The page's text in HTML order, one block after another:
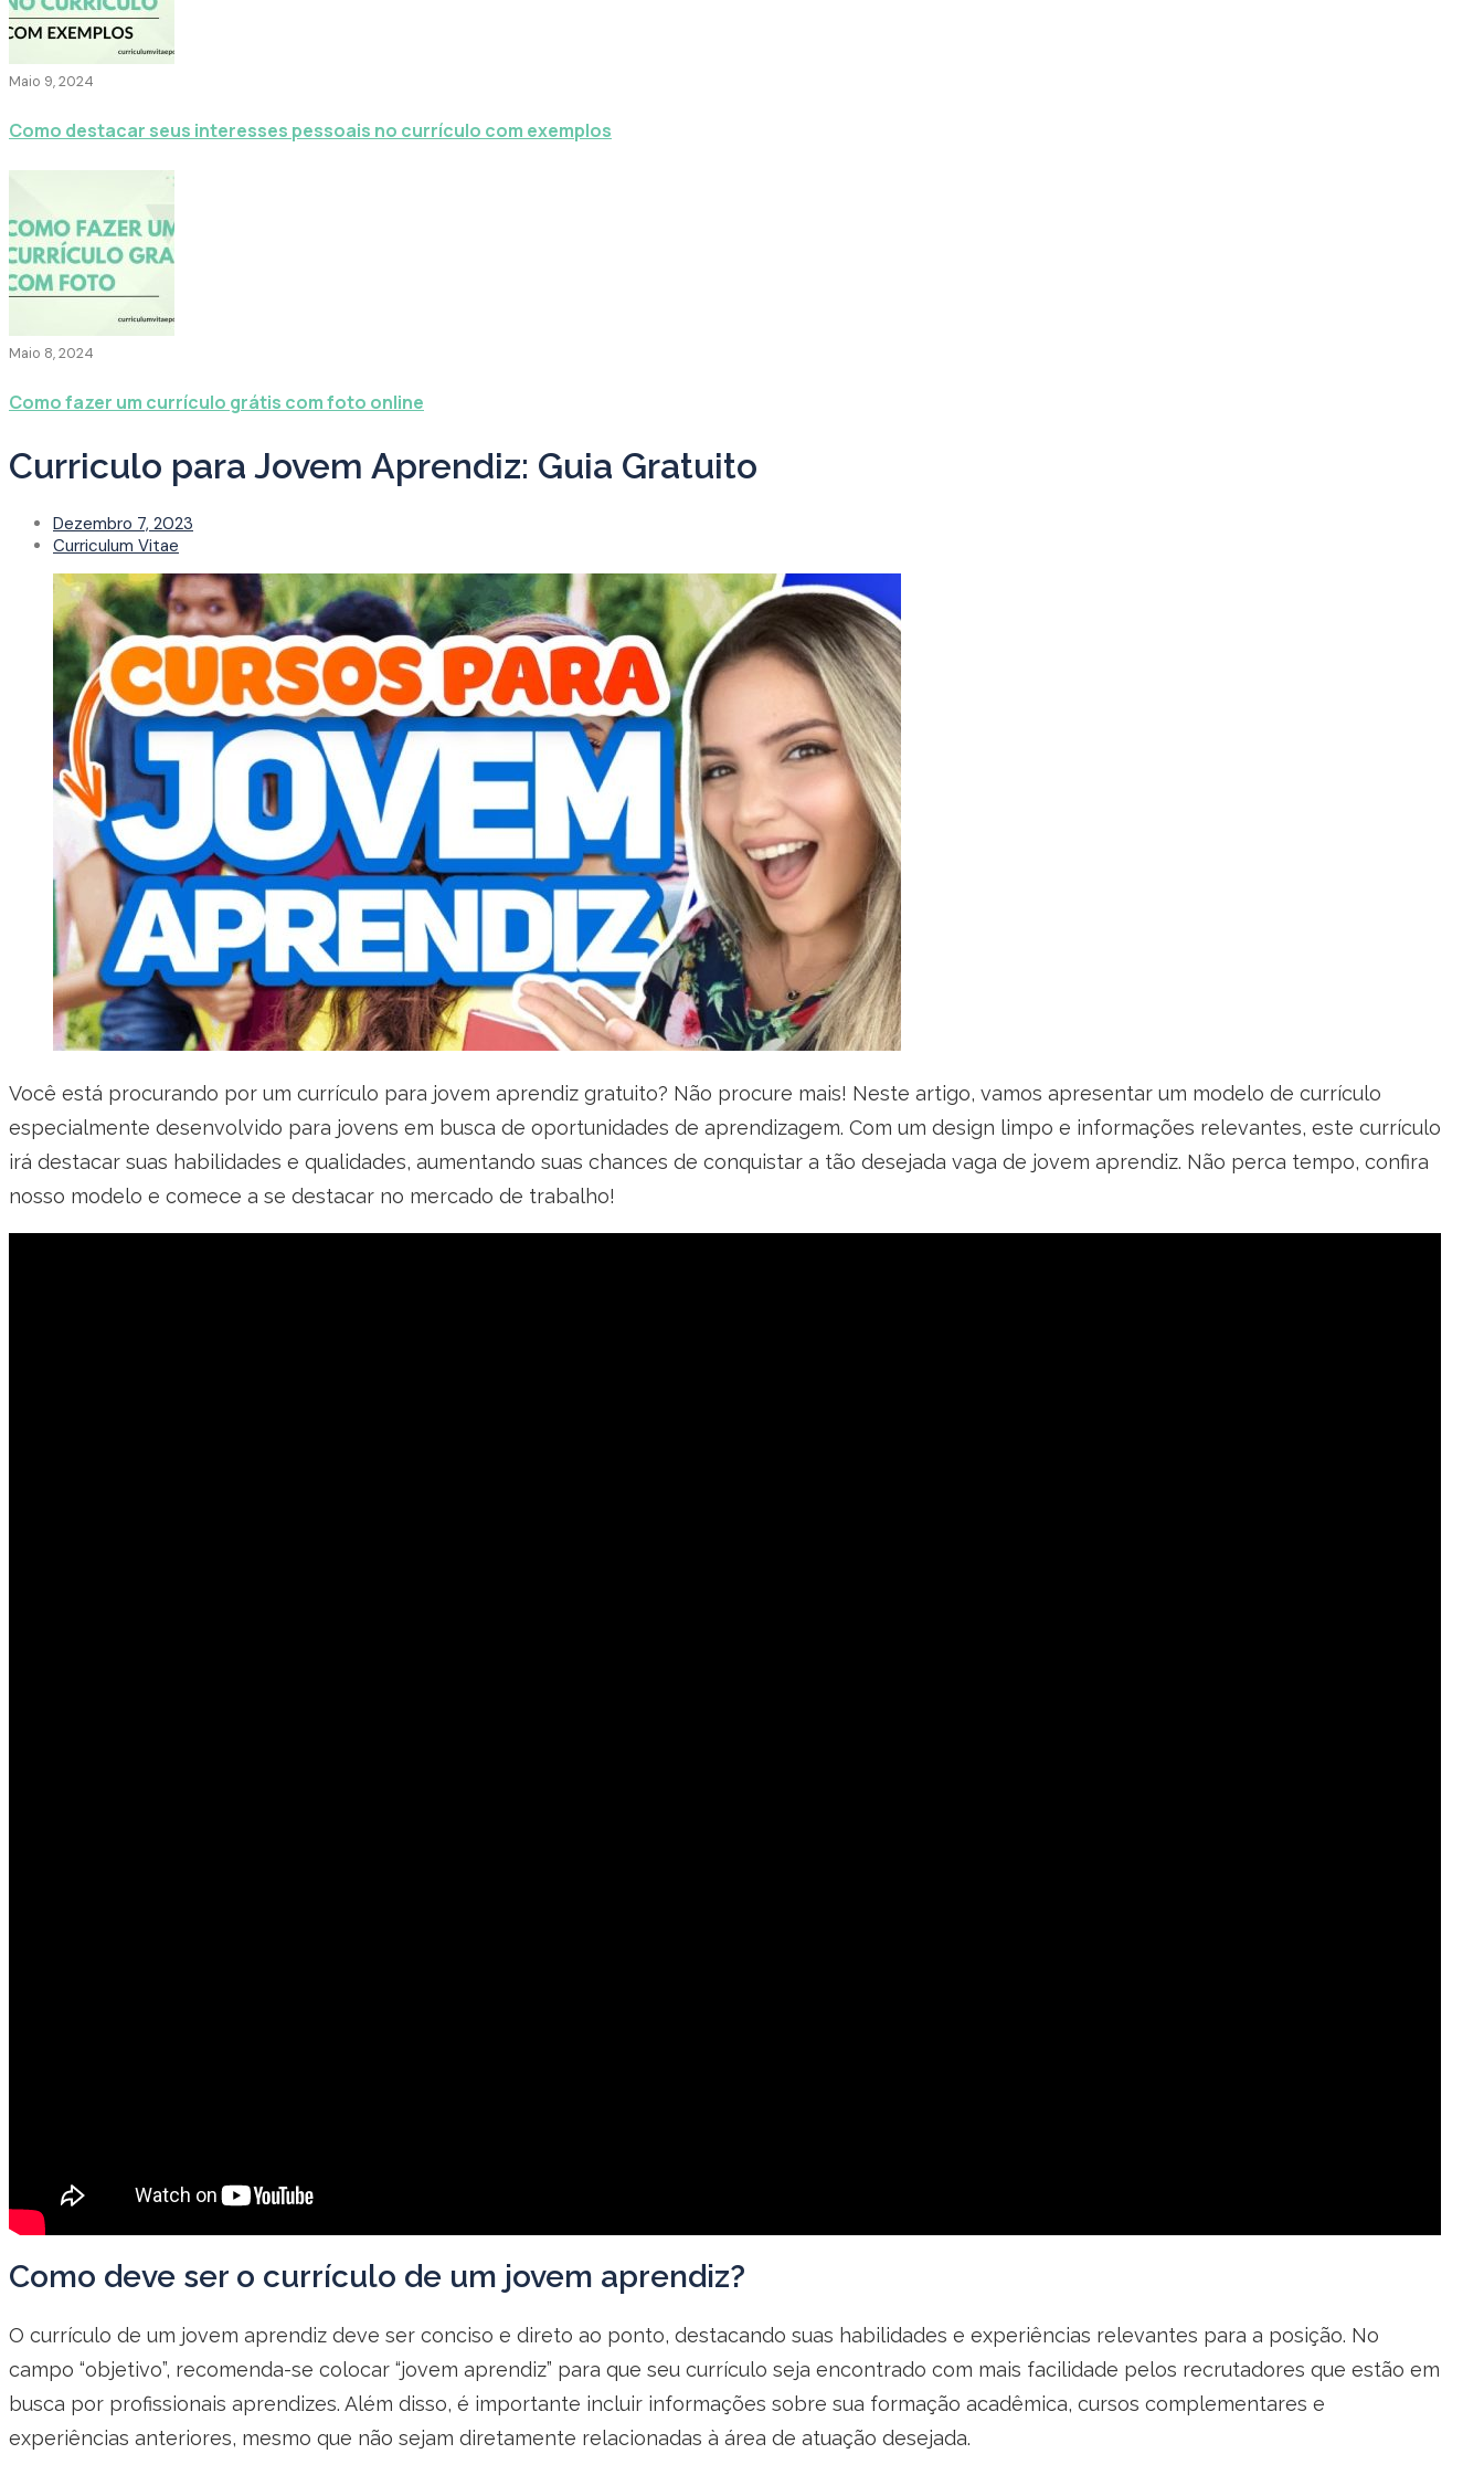
Maio 9, 2024
Como destacar seus interesses pessoais no currículo com exemplos
Maio 8, 2024
Como fazer um currículo grátis com foto online
Curriculo para Jovem Aprendiz: Guia Gratuito
Dezembro 7, 2023
Curriculum Vitae
Você está procurando por um currículo para jovem aprendiz gratuito? Não procure mais! Neste artigo, vamos apresentar um modelo de currículo
especialmente desenvolvido para jovens em busca de oportunidades de aprendizagem. Com um design limpo e informações relevantes, este currículo
irá destacar suas habilidades e qualidades, aumentando suas chances de conquistar a tão desejada vaga de jovem aprendiz. Não perca tempo, confira
nosso modelo e comece a se destacar no mercado de trabalho!
Como deve ser o currículo de um jovem aprendiz?
O currículo de um jovem aprendiz deve ser conciso e direto ao ponto, destacando suas habilidades e experiências relevantes para a posição. No
campo “objetivo”, recomenda-se colocar “jovem aprendiz” para que seu currículo seja encontrado com mais facilidade pelos recrutadores que estão em
busca por profissionais aprendizes. Além disso, é importante incluir informações sobre sua formação acadêmica, cursos complementares e
experiências anteriores, mesmo que não sejam diretamente relacionadas à área de atuação desejada.